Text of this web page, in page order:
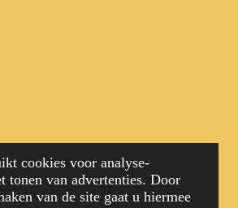
cookies voor analyse-
tonen van advertenties. Door
van de site gaat u hiermee